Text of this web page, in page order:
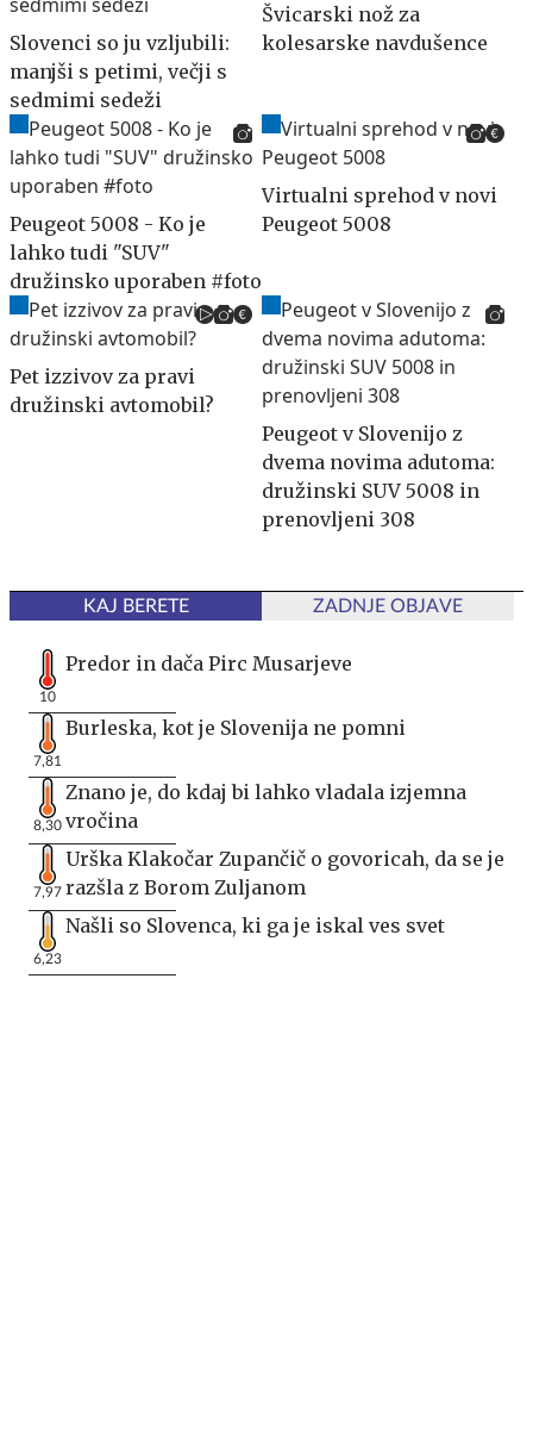
Slovenci so ju vzljubili:
manjši s petimi, večji s
sedmimi sedeži
Švicarski nož za
kolesarske navdušence
Peugeot 5008 - Ko je
lahko tudi "SUV"
družinsko uporaben #foto
Virtualni sprehod v novi
Peugeot 5008
Pet izzivov za pravi
družinski avtomobil?
Peugeot v Slovenijo z
dvema novima adutoma:
družinski SUV 5008 in
prenovljeni 308
KAJ BERETE ZADNJE OBJAVE
10
Predor in dača Pirc Musarjeve
7,81
Burleska, kot je Slovenija ne pomni
8,30
Znano je, do kdaj bi lahko vladala izjemna
vročina
7,97
Urška Klakočar Zupančič o govoricah, da se je
razšla z Borom Zuljanom
6,23
Našli so Slovenca, ki ga je iskal ves svet